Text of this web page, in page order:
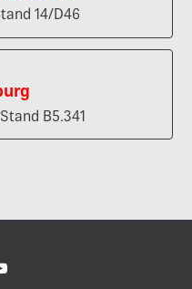
14/D46
B5.341